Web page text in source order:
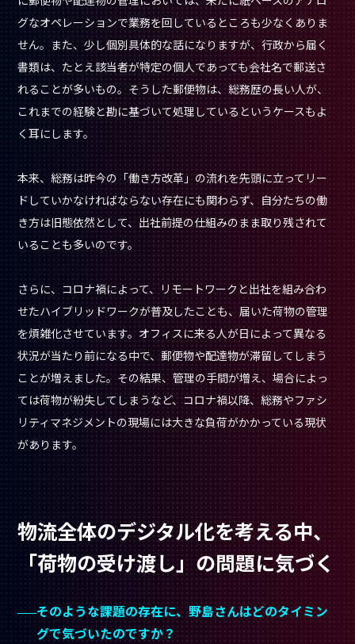
グなオペレーションで業務を回しているところも少なくありま
せん。また、少し個別具体的な話になりますが、行政から届く
書類は、たとえ該当者が特定の個人であっても会社名で郵送さ
れることが多いもの。そうした郵便物は、総務歴の長い人が、
これまでの経験と勘に基づいて処理しているというケースもよ
く耳にします。
本来、総務は昨今の「働き方改革」の流れを先頭に立ってリー
ドしていかなければならない存在にも関わらず、自分たちの働
き方は旧態依然として、出社前提の仕組みのまま取り残されて
いることも多いのです。
さらに、コロナ禍によって、リモートワークと出社を組み合わ
せたハイブリッドワークが普及したことも、届いた荷物の管理
を煩雑化させています。オフィスに来る人が日によって異なる
状況が当たり前になる中で、郵便物や配達物が滞留してしまう
ことが増えました。その結果、管理の手間が増え、場合によっ
ては荷物が紛失してしまうなど、コロナ禍以降、総務やファシ
リティマネジメントの現場には大きな負荷がかかっている現状
があります。
物流全体のデジタル化を考える中、
「荷物の受け渡し」の問題に気づく
そのような課題の存在に、野島さんはどのタイミン
グで気づいたのですか？